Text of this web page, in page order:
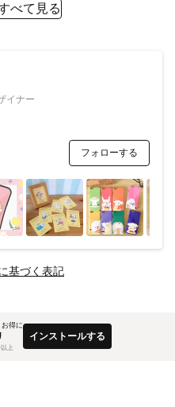
べて見る
イナー
フォローする
基づく表記
お得に
上
インストールする